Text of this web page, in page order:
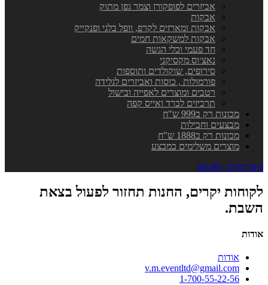
אביזרים לפופקורן וצמר גפן מתוק
אבקות
אבקות ומארזים לקרפ, וופל בלגי ופנקייק
אבקות למשקאות חמים
חד פעמי וכלי הגשה
נאצ׳וס מקסיקני
סירופים, שוקולדים ותוספות
פורמולות , כוסות ואביזרים לגלידה
רטבים ומוצרים לאפייה ובישול
תרכיזים לברד ואייס קפה
מכונות רק ב999 ש"ח
מבצעים וחבילות
מכונות רק ב1888 ש"ח
מוצרים משלימים במבצע
0 פריט\ים - ₪0.00
לקוחות יקרים, החנות תחזור לפעול בצאת
השבת.
אודות
אודות
v.m.eventltd@gmail.com
1-700-55-22-56